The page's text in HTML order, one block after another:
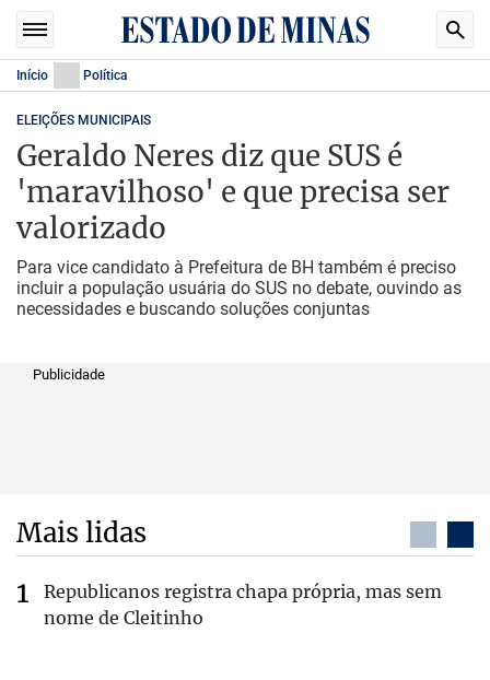
Início Política
ELEIÇÕES MUNICIPAIS
Geraldo Neres diz que SUS é
'maravilhoso' e que precisa ser
valorizado
Para vice candidato à Prefeitura de BH também é preciso
incluir a população usuária do SUS no debate, ouvindo as
necessidades e buscando soluções conjuntas
Publicidade
Mais lidas
Republicanos registra chapa própria, mas sem
nome de Cleitinho